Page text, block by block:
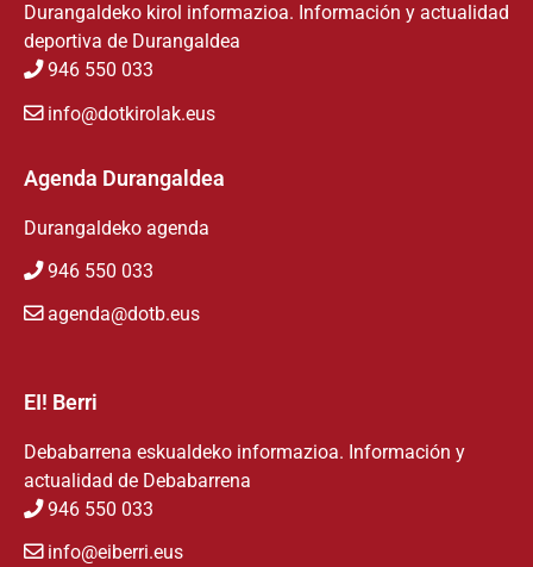
Durangaldeko kirol informazioa. Información y actualidad
deportiva de Durangaldea
946 550 033
info@dotkirolak.eus
Agenda Durangaldea
Durangaldeko agenda
946 550 033
agenda@dotb.eus
EI! Berri
Debabarrena eskualdeko informazioa. Información y
actualidad de Debabarrena
946 550 033
info@eiberri.eus